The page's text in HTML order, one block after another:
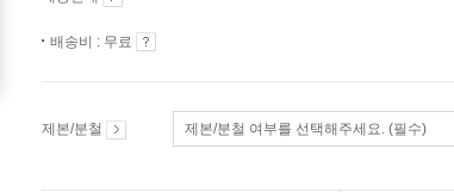
배송비 : 무료
제본/분철 제본/분철 여부를 선택해주세요. (필수)